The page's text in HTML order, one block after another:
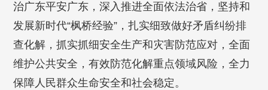
治广东平安广东，深入推进全面依法治省，坚持和
发展新时代“枫桥经验”，扎实细致做好矛盾纠纷排
查化解，抓实抓细安全生产和灾害防范应对，全面
维护公共安全，有效防范化解重点领域风险，全力
保障人民群众生命安全和社会稳定。